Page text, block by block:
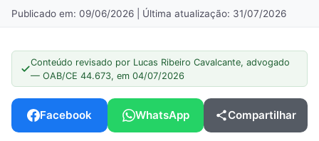
Publicado em: 09/06/2026 | Última atualização: 31/07/2026
Conteúdo revisado por Lucas Ribeiro Cavalcante, advogado
— OAB/CE 44.673, em 04/07/2026
Facebook WhatsApp Compartilhar